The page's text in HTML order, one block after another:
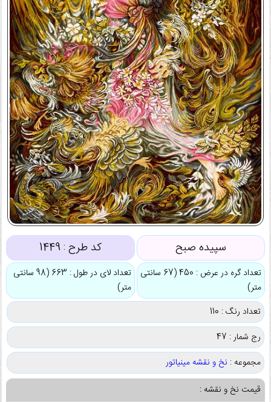
سپیده صبح کد طرح :1449
تعداد گره در عرض : 450 (67 سانتی
متر)
تعداد لای در طول : 663 (98 سانتی
متر)
تعداد رنگ : 110
رج شمار : 47
مجموعه : نخ و نقشه مینیاتور
قیمت نخ و نقشه :